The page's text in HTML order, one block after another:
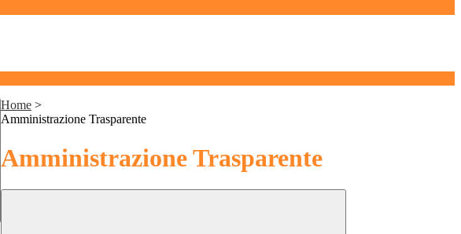
Home >
Amministrazione Trasparente
Amministrazione Trasparente